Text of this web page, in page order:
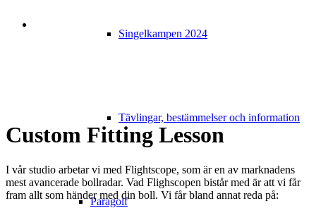
Singelkampen 2024
Tävlingar, bestämmelser och information
Paragolf
Custom Fitting Lesson
I vår studio arbetar vi med Flightscope, som är en av marknadens
mest avancerade bollradar. Vad Flighscopen bistår med är att vi får
fram allt som händer med din boll. Vi får bland annat reda på: